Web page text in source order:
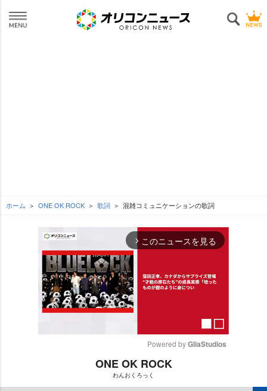
ホーム ONE OK ROCK 歌詞 混雑コミュニケーションの歌詞
arrow_forward_ios このニュースを見る
Powered by GliaStudios
ONE OK ROCK
わんおくろっく